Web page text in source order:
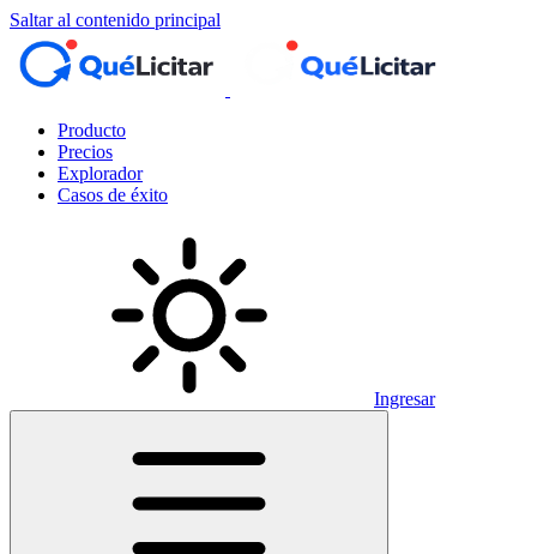
Saltar al contenido principal
Producto
Precios
Explorador
Casos de éxito
Ingresar